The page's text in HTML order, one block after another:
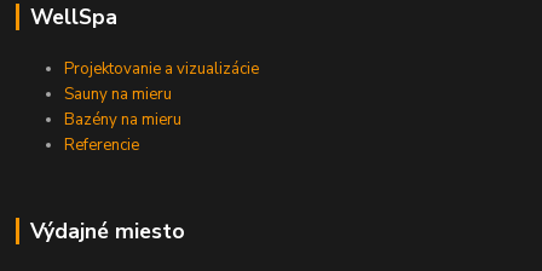
WellSpa
Projektovanie a vizualizácie
Sauny na mieru
Bazény na mieru
Referencie
Výdajné miesto